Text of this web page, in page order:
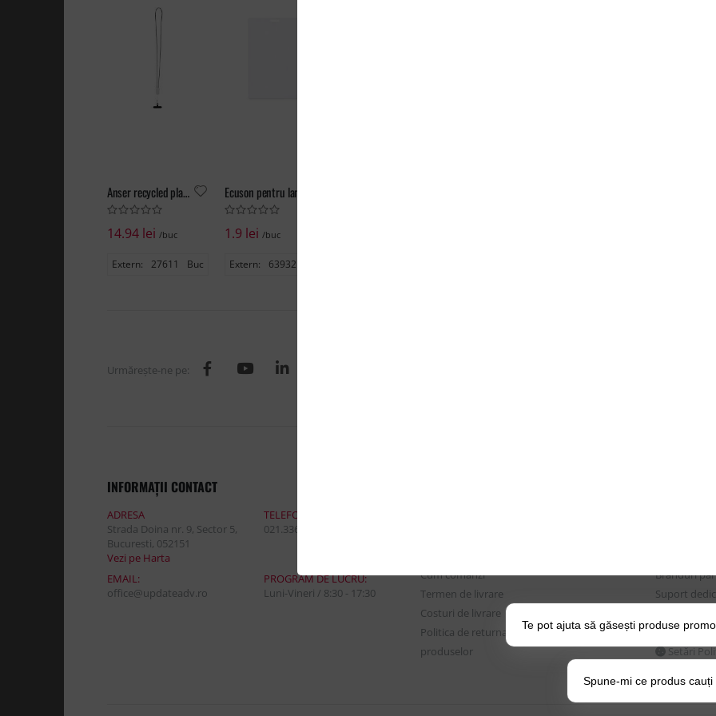
Anser recycled plastic smartphone lanyard with 27W 5-in-1 built-in cable
14.94 lei /buc
Extern: 27611 Buc
1.9 lei /buc
Extern: 63932
Urmăreşte-ne pe:
INFORMAŢII CONTACT
ADRESA
Strada Doina nr. 9, Sector 5,
Bucuresti, 052151
Vezi pe Harta
TELEFON:
021.336.03.32
EMAIL:
office@updateadv.ro
PROGRAM DE LUCRU:
Luni-Vineri / 8:30 - 17:30
Cum comanzi
Termen de livrare
Costuri de livrare
Politica de returnare a
produselor
Echipa
Branduri
Suport
BLOG –
Setări
Te pot ajuta să găsești produse
Spune-mi ce produs